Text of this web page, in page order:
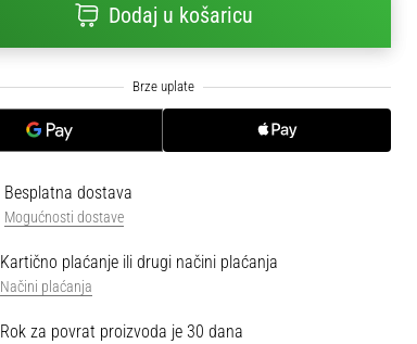
Dodaj u košaricu
Besplatna dostava
Mogućnosti dostave
Kartično plaćanje ili drugi načini plaćanja
Načini plaćanja
Rok za povrat proizvoda je 30 dana